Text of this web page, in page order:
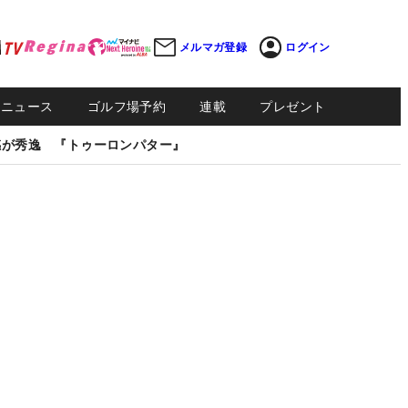
メルマガ登録 ログイン
ュース ゴルフ場予約 連載 プレゼント
秀逸 『トゥーロンパター』